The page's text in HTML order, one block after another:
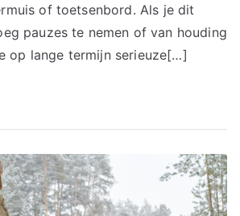
of toetsenbord. Als je dit
pauzes te nemen of van houding
op lange termijn serieuze[…]